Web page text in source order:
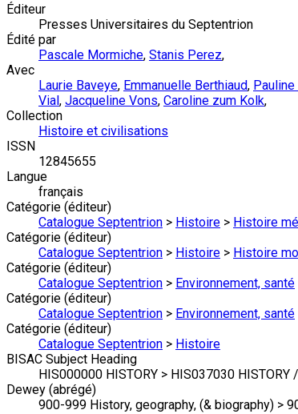
Éditeur
Presses Universitaires du Septentrion
Édité par
Pascale Mormiche, Stanis Perez,
Avec
Laurie Baveye, Emmanuelle Berthiaud, Pauline
Vial, Jacqueline Vons, Caroline zum Kolk,
Collection
Histoire et civilisations
ISSN
12845655
Langue
français
Catégorie (éditeur)
Catalogue Septentrion > Histoire > Histoire
Catégorie (éditeur)
Catalogue Septentrion > Histoire > Histoire
Catégorie (éditeur)
Catalogue Septentrion > Environnement, santé
Catégorie (éditeur)
Catalogue Septentrion > Environnement, santé
Catégorie (éditeur)
Catalogue Septentrion > Histoire
BISAC Subject Heading
HIS000000 HISTORY > HIS037030 HISTORY
Dewey (abrégé)
900-999 History, geography, (& biography) >